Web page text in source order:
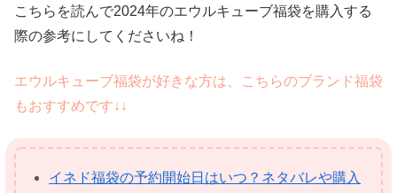
こちらを読んで2024年のエウルキューブ福袋を購入する
際の参考にしてくださいね！
エウルキューブ福袋が好きな方は、こちらのブランド福袋
もおすすめです↓↓
イネド福袋の予約開始日はいつ？ネタバレや購入